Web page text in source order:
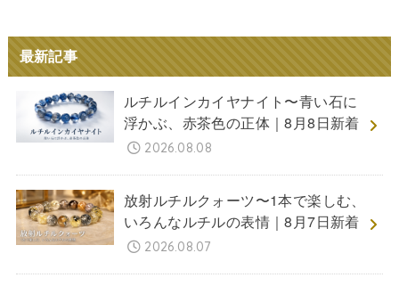
最新記事
ルチルインカイヤナイト〜青い石に
浮かぶ、赤茶色の正体｜8月8日新着
2026.08.08
放射ルチルクォーツ〜1本で楽しむ、
いろんなルチルの表情｜8月7日新着
2026.08.07